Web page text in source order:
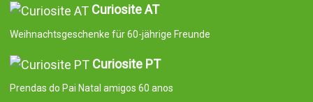
Curiosite AT
Weihnachtsgeschenke für 60-jährige Freunde
Curiosite PT
Prendas do Pai Natal amigos 60 anos